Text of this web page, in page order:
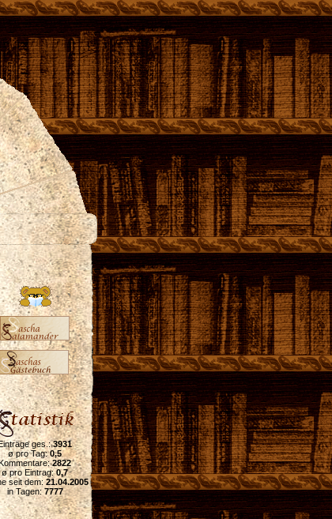
ges.:3931
ø pro Tag:0,5
2822
ø pro Eintrag:0,7
seit dem:21.04.2005
in Tagen:7777